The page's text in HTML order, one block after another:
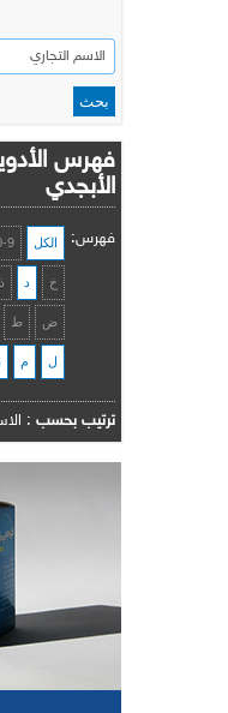
فهرس
الأبجدي
فهرس: الكل 9
خ د ذ
ض ط
ل م
ترتيب بحسب :